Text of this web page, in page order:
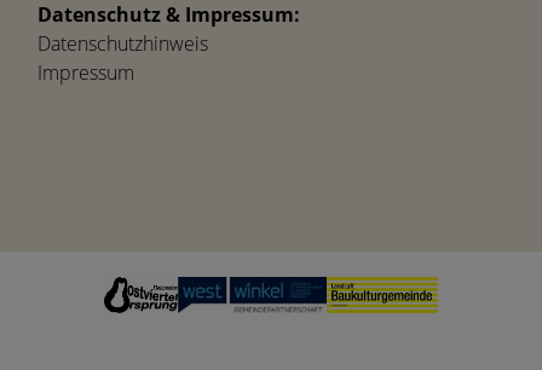
Datenschutz & Impressum:
Datenschutzhinweis
Impressum